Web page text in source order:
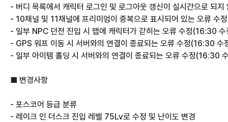
- 버디 목록에서 캐릭터 로그인 및 로그아웃 갱신이 실시간으로 되지
- 10채널 및 11채널에 프리미엄이 중복으로 표시되어 있는 오류 수
- 일부 NPC 던전 진입 시 맵에 캐릭터가 갇히는 오류 수정(16:30 수
- GPS 워프 이동 시 서버와의 연결이 종료되는 오류 수정(16:30 수
- 일부 아이템 홀딩 시 서버와의 연결이 종료되는 오류 수정(16:30
■ 변경사항
- 포스코어 등급 분류
- 레이크 인 더스크 진입 레벨 75Lv로 수정 및 난이도 변경